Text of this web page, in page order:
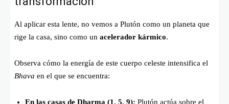
Al aplicar esta lente, no vemos a Plutón como un planeta que
rige la casa, sino como un acelerador kármico.
Observa cómo la energía de este cuerpo celeste intensifica el
Bhava en el que se encuentra:
En las casas de Dharma (1, 5, 9): Plutón actúa sobre el